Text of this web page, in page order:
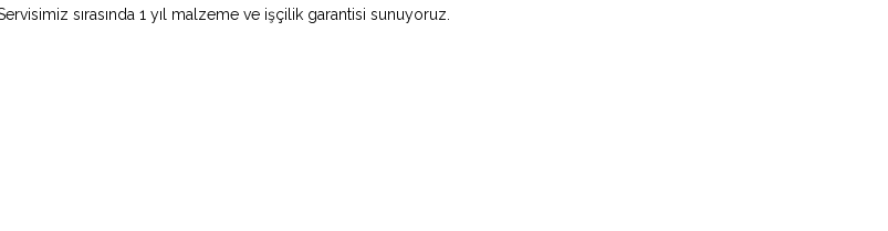
sırasında 1 yıl malzeme ve işçilik garantisi sunuyoruz.